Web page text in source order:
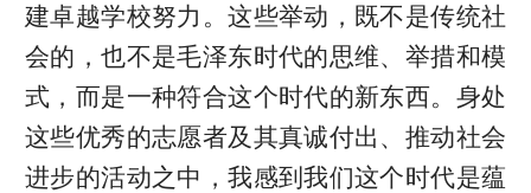
建卓越学校努力。这些举动，既不是传统社
会的，也不是毛泽东时代的思维、举措和模
式，而是一种符合这个时代的新东西。身处
这些优秀的志愿者及其真诚付出、推动社会
进步的活动之中，我感到我们这个时代是蕴